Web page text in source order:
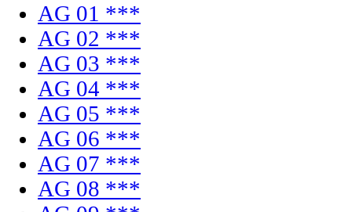
AG 01 ***
AG 02 ***
AG 03 ***
AG 04 ***
AG 05 ***
AG 06 ***
AG 07 ***
AG 08 ***